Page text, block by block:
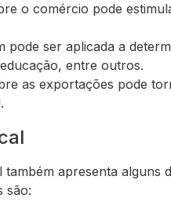
o comércio pode
pode ser aplicada a
entre outros.
as exportações pode
apresenta alguns
são: